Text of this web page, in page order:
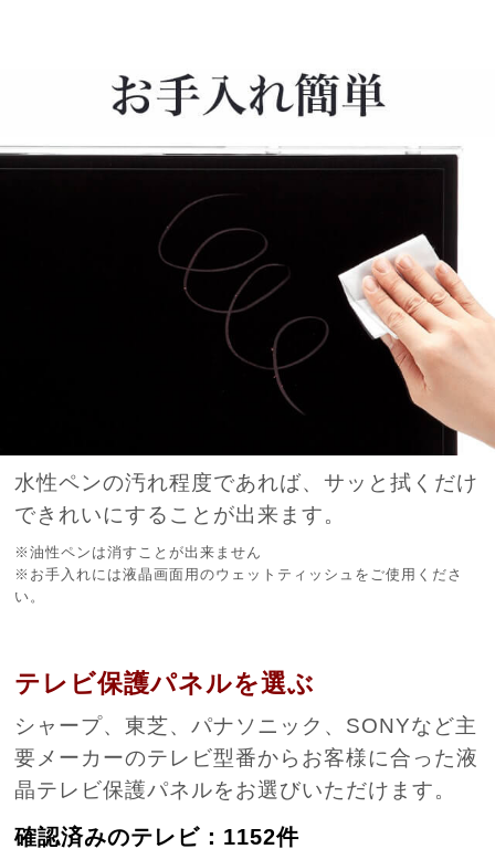
水性ペンの汚れ程度であれば、サッと拭くだけ
できれいにすることが出来ます。
※油性ペンは消すことが出来ません
※お手入れには液晶画面用のウェットティッシュをご使用くださ
い。
テレビ保護パネルを選ぶ
シャープ、東芝、パナソニック、SONYなど主
要メーカーのテレビ型番からお客様に合った液
晶テレビ保護パネルをお選びいただけます。
確認済みのテレビ：1152件